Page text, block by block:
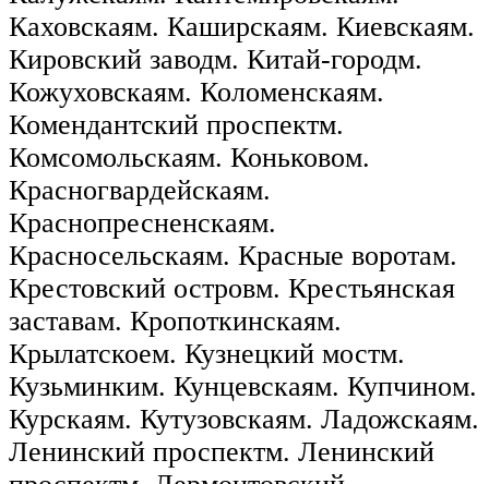
Каховскаям. Каширскаям. Киевскаям.
Кировский заводм. Китай-городм.
Кожуховскаям. Коломенскаям.
Комендантский проспектм.
Комсомольскаям. Коньковом.
Красногвардейскаям.
Краснопресненскаям.
Красносельскаям. Красные воротам.
Крестовский островм. Крестьянская
заставам. Кропоткинскаям.
Крылатскоем. Кузнецкий мостм.
Кузьминким. Кунцевскаям. Купчином.
Курскаям. Кутузовскаям. Ладожскаям.
Ленинский проспектм. Ленинский